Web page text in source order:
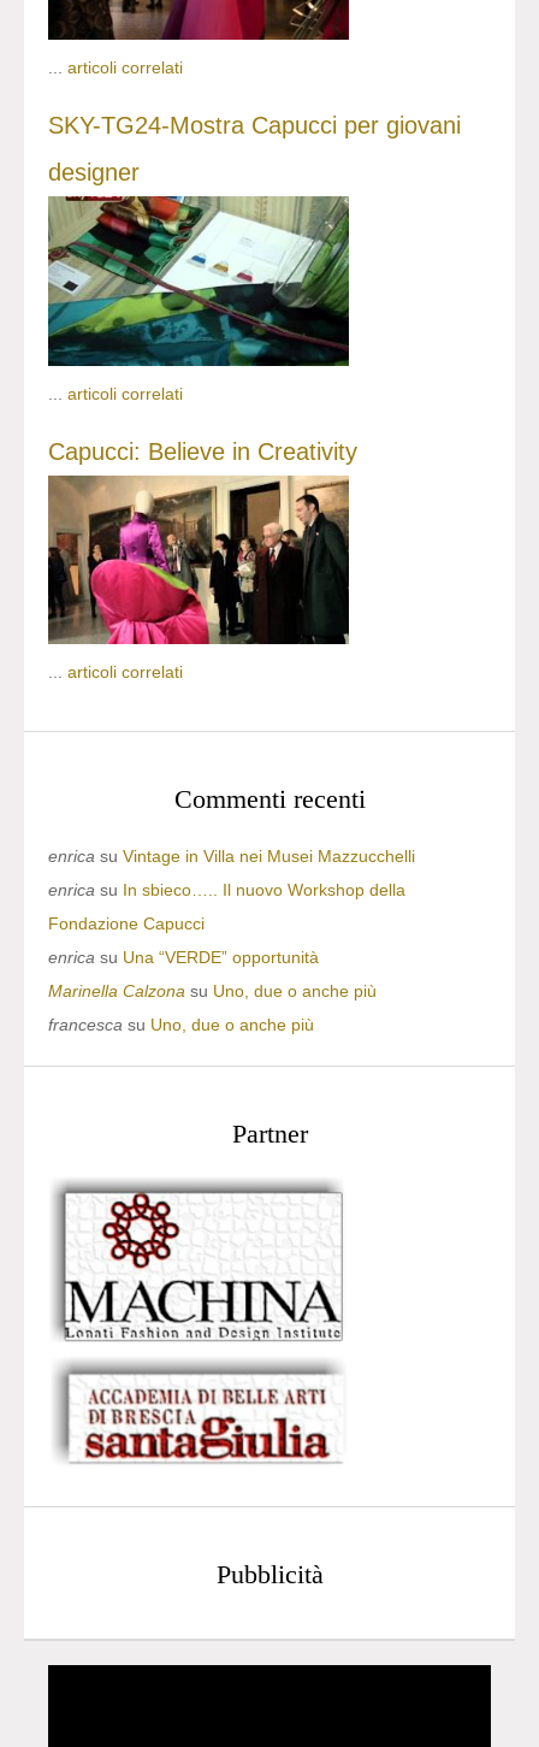
articoli correlati
SKY-TG24-Mostra Capucci per giovani
designer
articoli correlati
Capucci: Believe in Creativity
... articoli correlati
Commenti recenti
enrica su Vintage in Villa nei Musei Mazzucchelli
enrica su In sbieco….. Il nuovo Workshop della
Fondazione Capucci
enrica su Una “VERDE” opportunità
Marinella Calzona su Uno, due o anche più
francesca su Uno, due o anche più
Partner
Pubblicità